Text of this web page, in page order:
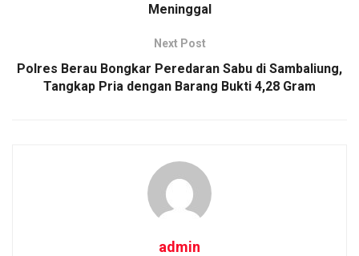
Meninggal
Next Post
Polres Berau Bongkar Peredaran Sabu di Sambaliung,
Tangkap Pria dengan Barang Bukti 4,28 Gram
admin